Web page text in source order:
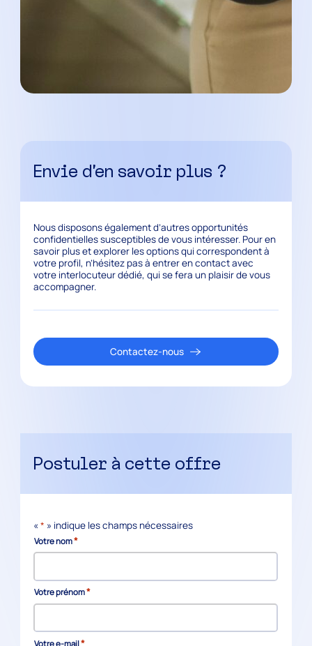
Envie d’en savoir plus ?
Nous disposons également d’autres opportunités
confidentielles susceptibles de vous intéresser. Pour en
savoir plus et explorer les options qui correspondent à
votre profil, n’hésitez pas à entrer en contact avec
votre interlocuteur dédié, qui se fera un plaisir de vous
accompagner.
Contactez-nous
Postuler à cette offre
«* » indique les champs nécessaires
Votre nom*
Votre prénom*
Votre e-mail*